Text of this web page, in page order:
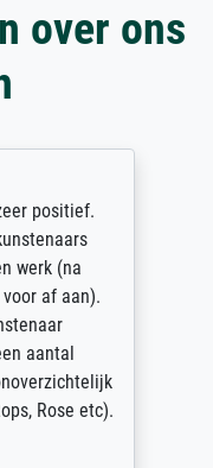
over ons
positief.
werk (na
af aan).
aantal
Rose etc).